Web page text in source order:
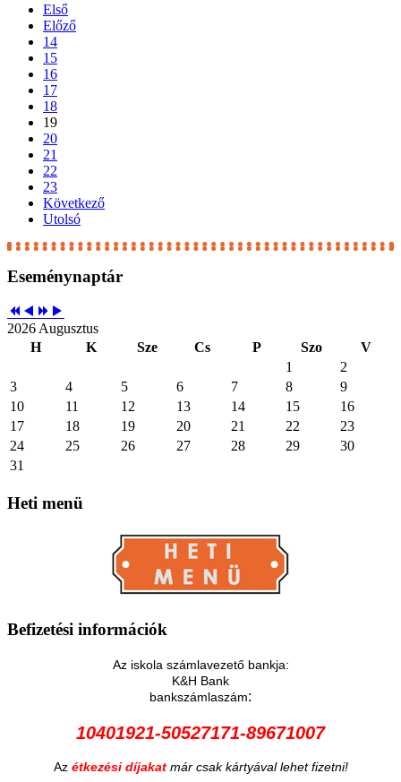
Első
Előző
14
15
16
17
18
19
20
21
22
23
Következő
Utolsó
Eseménynaptár
2026 Augusztus
H
K Sze Cs P Szo
V
1
2
3
4 5 6 7 8
9
10
11 12 13 14 15
16
17
18 19 20 21 22
23
24
25 26 27 28 29
30
31
Heti menü
Befizetési információk
Az iskola számlavezető bankja:
K&H Bank
bankszámlaszám:
10401921-50527171-89671007
Az étkezési díjakat már csak kártyával lehet fizetni!